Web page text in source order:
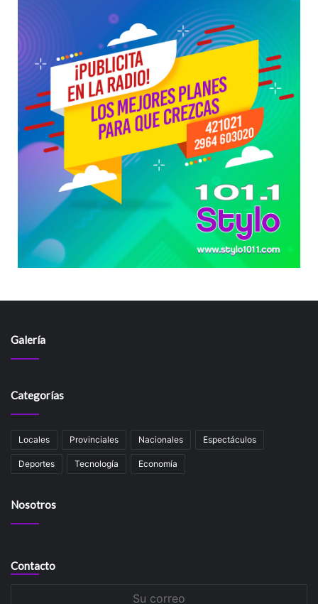
Galería
Categorías
Locales Provinciales Nacionales Espectáculos
Deportes Tecnología Economía
Nosotros
Contacto